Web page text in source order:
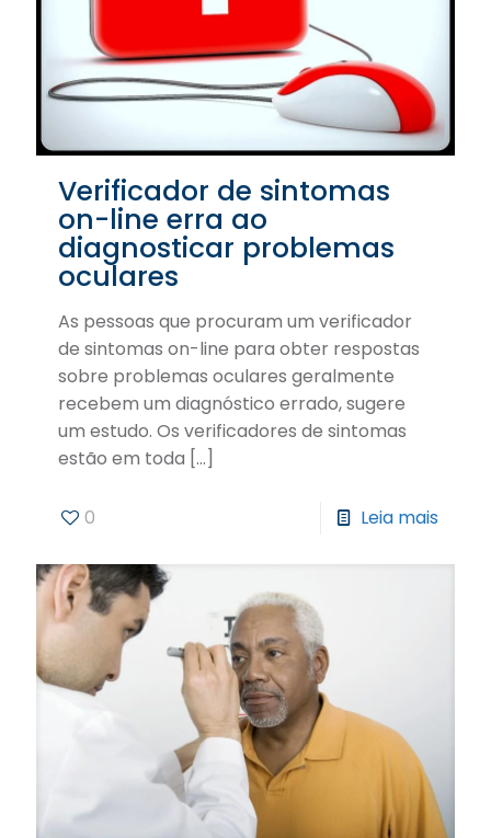
Verificador de sintomas
on-line erra ao
diagnosticar problemas
oculares
As pessoas que procuram um verificador
de sintomas on-line para obter respostas
sobre problemas oculares geralmente
recebem um diagnóstico errado, sugere
um estudo. Os verificadores de sintomas
estão em toda […]
0 Leia mais